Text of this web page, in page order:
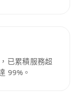
已累積服務超
99%。